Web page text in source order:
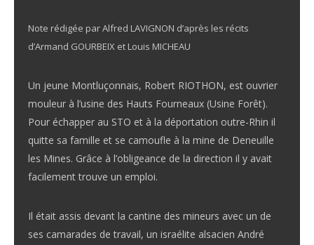
Note rédigée par Alfred LAVIGNON d’après les récits
d’Armand GOURBEIX et Louis MICHEAU
Un jeune Montluçonnais, Robert RIOTHON, est ouvrier
mouleur à l’usine des Hauts Fourneaux (Usine Forêt).
Pour échapper au STO et à la déportation outre-Rhin il
quitte sa famille et se camoufle à la mine de Deneuille
les Mines. Grâce à l’obligeance de la direction il y avait
facilement trouve un emploi.
Il était assis devant la cantine des mineurs avec un de
ses camarades de travail, un israélite alsacien André